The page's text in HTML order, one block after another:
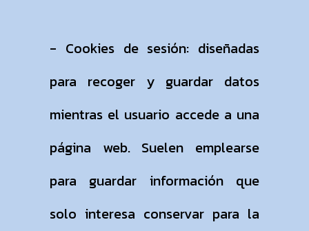
- Cookies de sesión: diseñadas
para recoger y guardar datos
mientras el usuario accede a una
página web. Suelen emplearse
para guardar información que
solo interesa conservar para la